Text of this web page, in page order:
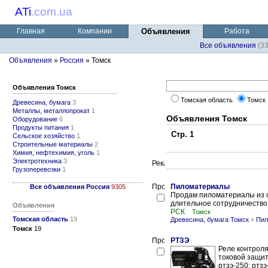
ATi.com.ua
Главная Компании Объявления
Работа
Все объявления
Объявления » Россия » Томск
Объявления Томск
Древесина, бумага 3
Металлы, металлопрокат 1
Оборудование 6
Продукты питания 1
Сельское хозяйство 1
Строительные материалы 2
Химия, нефтехимия, уголь 1
Электротехника 3
Грузоперевозки 1
Все объявления Россия 9305
Объявления
Томская область 19
Томск 19
Томская область Томск
Объявления Томск
Стр. 1
Пиломатериалы
Продам пиломатериалы из
длительное сотрудничество
РСК
Томск
Древесина, бумага Томск »
РТЗЭ
Реле
токовой
ртзэ-250;